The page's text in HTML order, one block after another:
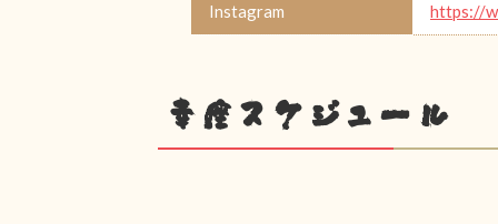
Instagram https://
幸座スケジュール